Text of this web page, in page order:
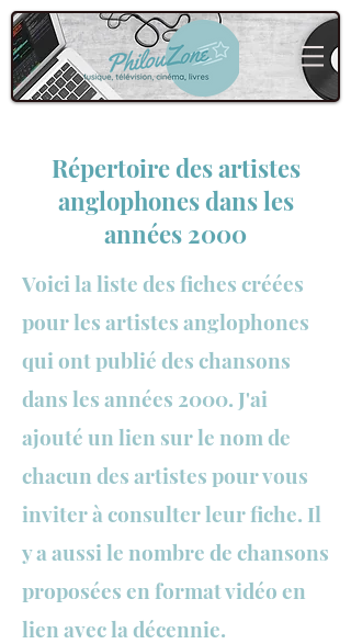
Répertoire des artistes
anglophones dans les
années 2000
Voici la liste des fiches créées
pour lesartistes anglophones
qui ont publié des chansons
dans les années 2000. J'ai
ajouté un lien sur le nom de
chacun des artistes pour vous
inviter à consulter leur fiche. Il
y a aussi le nombre de chansons
proposéesen format vidéo en
lien avec la décennie.